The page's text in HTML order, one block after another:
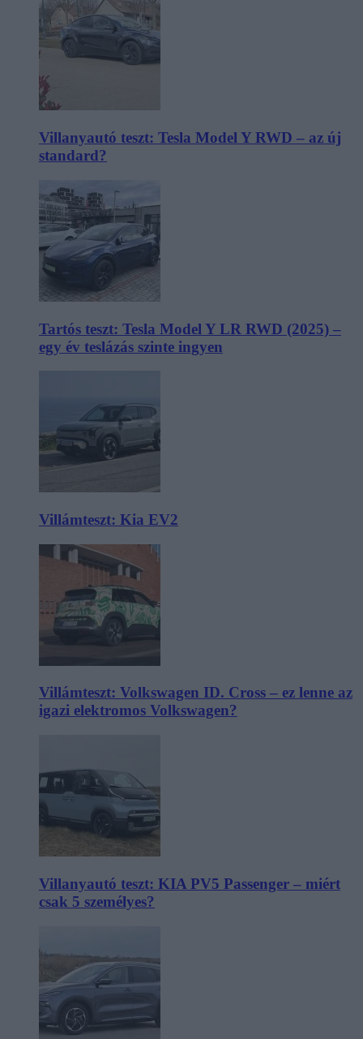
Villanyautó teszt: Tesla Model Y RWD – az új
standard?
Tartós teszt: Tesla Model Y LR RWD (2025) –
egy év teslázás szinte ingyen
Villámteszt: Kia EV2
Villámteszt: Volkswagen ID. Cross – ez lenne az
igazi elektromos Volkswagen?
Villanyautó teszt: KIA PV5 Passenger – miért
csak 5 személyes?